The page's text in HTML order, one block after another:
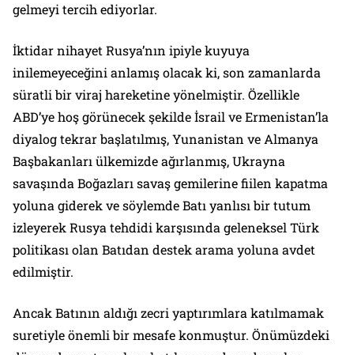
gelmeyi tercih ediyorlar.
İktidar nihayet Rusya’nın ipiyle kuyuya
inilemeyeceğini anlamış olacak ki, son zamanlarda
süratli bir viraj hareketine yönelmiştir. Özellikle
ABD’ye hoş görünecek şekilde İsrail ve Ermenistan’la
diyalog tekrar başlatılmış, Yunanistan ve Almanya
Başbakanları ülkemizde ağırlanmış, Ukrayna
savaşında Boğazları savaş gemilerine fiilen kapatma
yoluna giderek ve söylemde Batı yanlısı bir tutum
izleyerek Rusya tehdidi karşısında geleneksel Türk
politikası olan Batıdan destek arama yoluna avdet
edilmiştir.
Ancak Batının aldığı zecri yaptırımlara katılmamak
suretiyle önemli bir mesafe konmuştur. Önümüzdeki